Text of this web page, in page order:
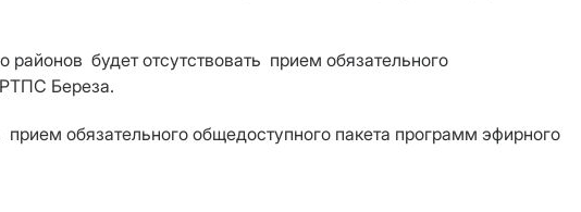
районов будет отсутствовать прием обязательного
Береза.
прием обязательного общедоступного пакета программ эфирного